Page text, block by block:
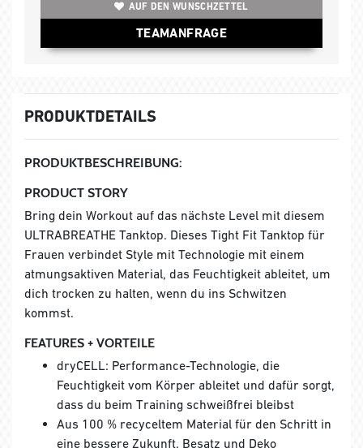
AUF DEN WUNSCHZETTEL
TEAMANFRAGE
PRODUKTDETAILS
PRODUKTBESCHREIBUNG:
PRODUCT STORY
Bring dein Workout auf das nächste Level mit diesem
ULTRABREATHE Tanktop. Dieses Tight Fit Tanktop für
Frauen verbindet Style mit Technologie mit einem
atmungsaktiven Material, das Feuchtigkeit ableitet, um
dich trocken zu halten, wenn du ins Schwitzen
kommst.
FEATURES + VORTEILE
dryCELL: Performance-Technologie, die
Feuchtigkeit vom Körper ableitet und dafür sorgt,
dass du beim Training schweißfrei bleibst
Aus 100 % recyceltem Material für den Schritt in
eine bessere Zukunft. Besatz und Deko